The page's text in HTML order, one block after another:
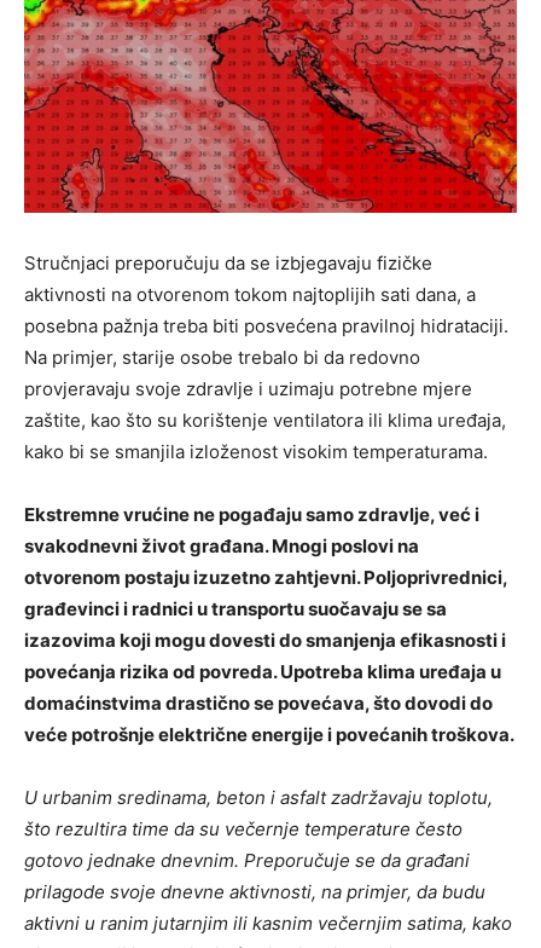
Stručnjaci preporučuju da se izbjegavaju fizičke
aktivnosti na otvorenom tokom najtoplijih sati dana, a
posebna pažnja treba biti posvećena pravilnoj hidrataciji.
Na primjer, starije osobe trebalo bi da redovno
provjeravaju svoje zdravlje i uzimaju potrebne mjere
zaštite, kao što su korištenje ventilatora ili klima uređaja,
kako bi se smanjila izloženost visokim temperaturama.
Ekstremne vrućine ne pogađaju samo zdravlje, već i
svakodnevni život građana. Mnogi poslovi na
otvorenom postaju izuzetno zahtjevni. Poljoprivrednici,
građevinci i radnici u transportu suočavaju se sa
izazovima koji mogu dovesti do smanjenja efikasnosti i
povećanja rizika od povreda. Upotreba klima uređaja u
domaćinstvima drastično se povećava, što dovodi do
veće potrošnje električne energije i povećanih troškova.
U urbanim sredinama, beton i asfalt zadržavaju toplotu,
što rezultira time da su večernje temperature često
gotovo jednake dnevnim. Preporučuje se da građani
prilagode svoje dnevne aktivnosti, na primjer, da budu
aktivni u ranim jutarnjim ili kasnim večernjim satima, kako